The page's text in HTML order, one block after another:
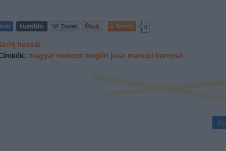
Tetszik 0
hozzá!
magyar nemzet megéri jose manuel barroso